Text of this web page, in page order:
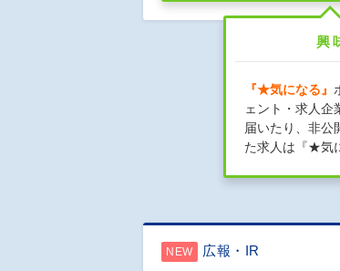
興
『★気になる』
ェント・求人企
届いたり、非公
た求人は『★気
NEW 広報・IR